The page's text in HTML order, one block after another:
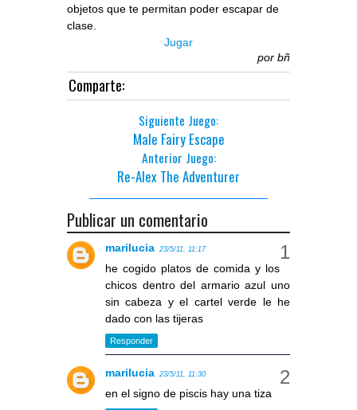
objetos que te permitan poder escapar de
clase.
Jugar
por bñ
Comparte:
Siguiente Juego:
Male Fairy Escape
Anterior Juego:
Re-Alex The Adventurer
Publicar un comentario
marilucia 23/5/11, 11:17
he cogido platos de comida y los
chicos dentro del armario azul uno
sin cabeza y el cartel verde le he
dado con las tijeras
Responder
marilucia 23/5/11, 11:30
en el signo de piscis hay una tiza